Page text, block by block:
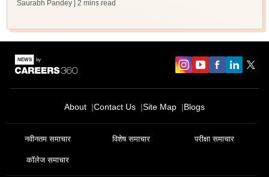
Saurabh Pandey | 2 mins read
About Contact Us Site Map Blogs
नवीनतम समाचार विशेष समाचार परीक्षा समाचार
कॉलेज समाचार